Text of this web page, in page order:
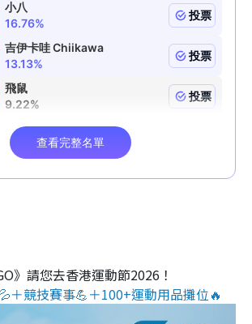
》請您去香港運動節2026！
＋競技賽事💪＋100+運動用品攤位🔥